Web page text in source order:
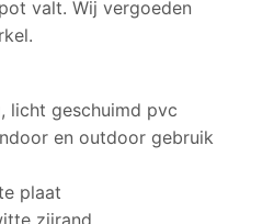
valt. Wij vergoeden
licht geschuimd pvc
en outdoor gebruik
plaat